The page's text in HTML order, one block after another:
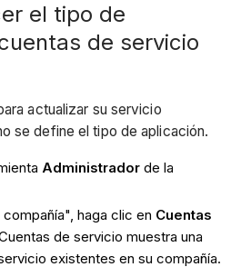
el tipo de
de servicio
actualizar su servicio
se define el tipo de aplicación.
Administradorde la
haga clic en Cuentas
de servicio muestra una
existentes en su compañía.